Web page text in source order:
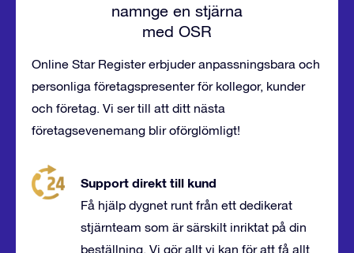
namnge en stjärna
med OSR
Online Star Register erbjuder anpassningsbara och
personliga företagspresenter för kollegor, kunder
och företag. Vi ser till att ditt nästa
företagsevenemang blir oförglömligt!
Support direkt till kund
Få hjälp dygnet runt från ett dedikerat
stjärnteam som är särskilt inriktat på din
beställning. Vi gör allt vi kan för att få allt